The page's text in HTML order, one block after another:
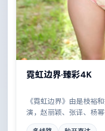
霓虹边界·臻彩4K
《霓虹边界》由是枝裕
演，赵丽颖、张译、杨
的惊悚作品。故事主要